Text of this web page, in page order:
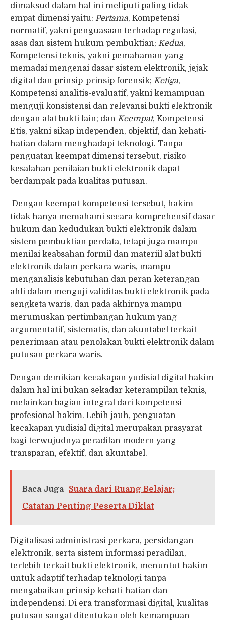
dimaksud dalam hal ini meliputi paling tidak
empat dimensi yaitu: Pertama, Kompetensi
normatif, yakni penguasaan terhadap regulasi,
asas dan sistem hukum pembuktian; Kedua,
Kompetensi teknis, yakni pemahaman yang
memadai mengenai dasar sistem elektronik, jejak
digital dan prinsip-prinsip forensik; Ketiga,
Kompetensi analitis-evaluatif, yakni kemampuan
menguji konsistensi dan relevansi bukti elektronik
dengan alat bukti lain; dan Keempat, Kompetensi
Etis, yakni sikap independen, objektif, dan kehati-
hatian dalam menghadapi teknologi. Tanpa
penguatan keempat dimensi tersebut, risiko
kesalahan penilaian bukti elektronik dapat
berdampak pada kualitas putusan.
Dengan keempat kompetensi tersebut, hakim
tidak hanya memahami secara komprehensif dasar
hukum dan kedudukan bukti elektronik dalam
sistem pembuktian perdata, tetapi juga mampu
menilai keabsahan formil dan materiil alat bukti
elektronik dalam perkara waris, mampu
menganalisis kebutuhan dan peran keterangan
ahli dalam menguji validitas bukti elektronik pada
sengketa waris, dan pada akhirnya mampu
merumuskan pertimbangan hukum yang
argumentatif, sistematis, dan akuntabel terkait
penerimaan atau penolakan bukti elektronik dalam
putusan perkara waris.
Dengan demikian kecakapan yudisial digital hakim
dalam hal ini bukan sekadar keterampilan teknis,
melainkan bagian integral dari kompetensi
profesional hakim. Lebih jauh, penguatan
kecakapan yudisial digital merupakan prasyarat
bagi terwujudnya peradilan modern yang
transparan, efektif, dan akuntabel.
Baca Juga
Suara dari Ruang Belajar;
Catatan Penting Peserta Diklat
Digitalisasi administrasi perkara, persidangan
elektronik, serta sistem informasi peradilan,
terlebih terkait bukti elektronik, menuntut hakim
untuk adaptif terhadap teknologi tanpa
mengabaikan prinsip kehati-hatian dan
independensi. Di era transformasi digital, kualitas
putusan sangat ditentukan oleh kemampuan